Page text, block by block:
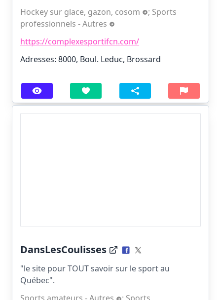
Hockey sur glace, gazon, cosom
; Sports
professionnels - Autres
https://complexesportifcn.com/
Adresses: 8000, Boul. Leduc, Brossard
DansLesCoulisses
"le site pour TOUT savoir sur le sport au
Québec".